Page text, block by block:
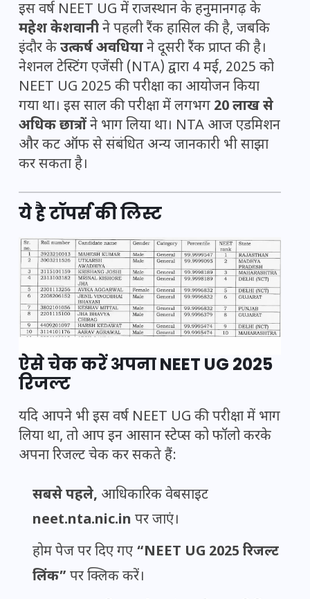
इस वर्ष NEET UG में राजस्थान के हनुमानगढ़ के
महेश केशवानीने पहली रैंक हासिल की है, जबकि
इंदौर केउत्कर्ष अवधियाने दूसरी रैंक प्राप्त की है।
नेशनल टेस्टिंग एजेंसी (NTA) द्वारा 4 मई, 2025 को
NEET UG 2025 की परीक्षा का आयोजन किया
गया था। इस साल की परीक्षा में लगभग 20 लाख से
अधिक छात्रोंने भाग लिया था। NTA आज एडमिशन
और कट ऑफ से संबंधित अन्य जानकारी भी साझा
कर सकता है।
ये है टॉपर्स की लिस्ट
ऐसे चेक करें अपना NEET UG 2025
रिजल्ट
यदि आपने भी इस वर्ष NEET UG की परीक्षा में भाग
लिया था, तो आप इन आसान स्टेप्स को फॉलो करके
अपना रिजल्ट चेक कर सकते हैं:
सबसे पहले, आधिकारिक वेबसाइट
neet.nta.nic.in पर जाएं।
होम पेज पर दिए गए “NEET UG 2025 रिजल्ट
लिंक” पर क्लिक करें।